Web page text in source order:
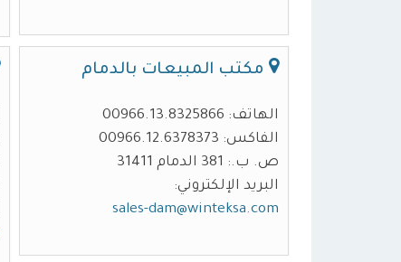
مكتب المبيعات بالدمام
الهاتف: 00966.13.8325866
الفاكس: 00966.12.6378373
ص. ب.: 381 الدمام 31411
البريد الإلكتروني:
sales-dam@winteksa.com